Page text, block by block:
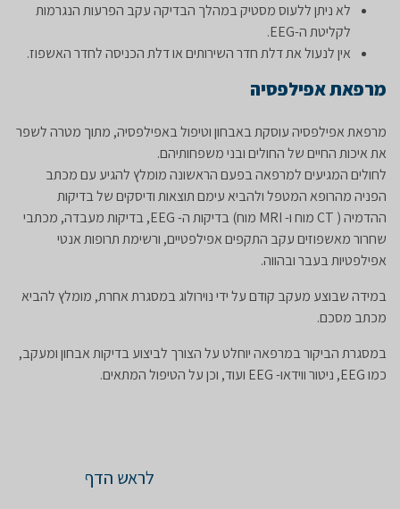
לא ניתן ללעוס מסטיק במהלך הבדיקה עקב הפרעות הנגרמות
לקליטת ה-EEG.
אין לנעול את דלת חדר השירותים או דלת הכניסה לחדר האשפוז.
מרפאת אפילפסיה
מרפאת אפילפסיה עוסקת באבחון וטיפול באפילפסיה, מתוך מטרה לשפר
את איכות החיים של החולים ובני משפחותיהם.
לחולים המגיעים למרפאה בפעם הראשונה מומלץ להגיע עם מכתב
הפניה מהרופא המטפל ולהביא עימם תוצאות ודיסקים של בדיקות
ההדמיה( CT מוח ו- MRI מוח) בדיקות ה- EEG,
בדיקות מעבדה, מכתבי
שחרור מאשפוזים עקב התקפים אפילפטיים, ורשימת תרופות אנטי
אפילפטיות בעבר ובהווה.
במידה שבוצע מעקב קודם על ידי נוירולוג במסגרת אחרת, מומלץ להביא
מכתב מסכם.
במסגרת הביקור במרפאה יוחלט על הצורך לביצוע בדיקות אבחון ומעקב,
כמו
ניטור ווידאו- EEG ועוד, וכן על הטיפול המתאים.
לראש הדף